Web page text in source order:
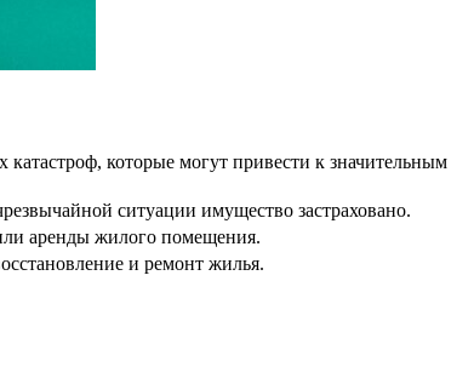
которые могут привести к значительным
ситуации имущество застраховано.
аренды жилого помещения.
и ремонт жилья.